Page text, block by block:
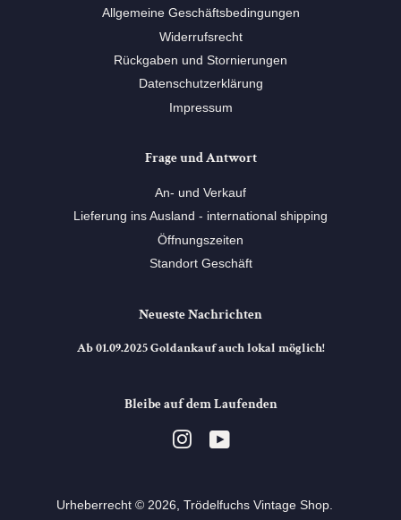
Allgemeine Geschäftsbedingungen
Widerrufsrecht
Rückgaben und Stornierungen
Datenschutzerklärung
Impressum
Frage und Antwort
An- und Verkauf
Lieferung ins Ausland - international shipping
Öffnungszeiten
Standort Geschäft
Neueste Nachrichten
Ab 01.09.2025 Goldankauf auch lokal möglich!
Bleibe auf dem Laufenden
Instagram
Urheberrecht © 2026, Trödelfuchs Vintage Shop. ⠀